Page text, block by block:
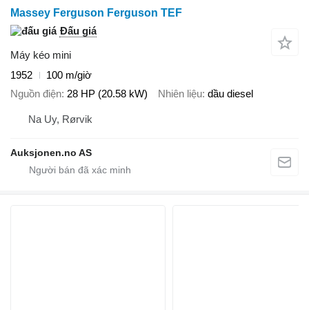
Massey Ferguson Ferguson TEF
Đấu giá
Máy kéo mini
1952
100 m/giờ
Nguồn điện 28 HP (20.58 kW) Nhiên liệu dầu diesel
Na Uy, Rørvik
Auksjonen.no AS